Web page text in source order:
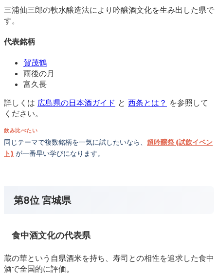
三浦仙三郎の軟水醸造法により吟醸酒文化を生み出した県で
す。
代表銘柄
賀茂鶴
雨後の月
富久長
詳しくは 広島県の日本酒ガイド と 西条とは？ を参照して
ください。
飲み比べたい
同じテーマで複数銘柄を一気に試したいなら、 超吟醸祭 (試飲イベン
ト) が一番早い学びになります。
第8位 宮城県
食中酒文化の代表県
蔵の華という自県酒米を持ち、寿司との相性を追求した食中
酒で全国的に評価。